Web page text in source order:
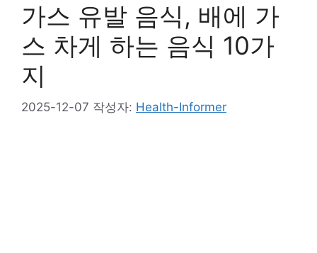
가스 유발 음식, 배에 가
스 차게 하는 음식 10가
지
2025-12-07 작성자: Health-Informer